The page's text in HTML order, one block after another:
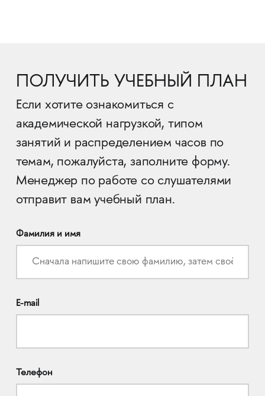
ПОЛУЧИТЬ УЧЕБНЫЙ ПЛАН
Если хотите ознакомиться с
академической нагрузкой, типом
занятий и распределением часов по
темам, пожалуйста, заполните форму.
Менеджер по работе со слушателями
отправит вам учебный план.
Фамилия и имя
E-mail
Телефон